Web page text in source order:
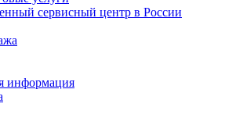
сервисный центр в России
информация